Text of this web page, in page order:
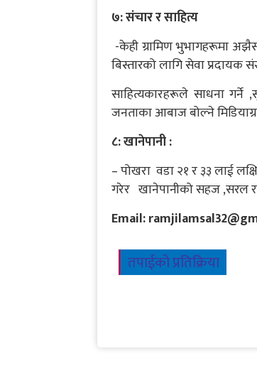
७: संचार र साहित्य
-केही ग्रामिण भुभागहरूमा
बिस्तारको लागि सेवा प्रदायक
साहित्यकारहरूले साधना
जनताका आबाज बोल्ने
८: खानेपानी :
– पोखरा वडा २१ र ३३ लाई
गरेर खानेपानीको सहज ,सरल र
Email:
तपाईको प्रतिक्रिया